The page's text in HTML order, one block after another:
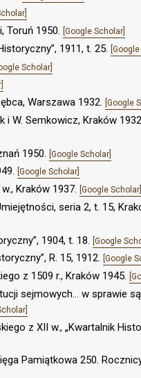
Toruń 1950. [Google Scholar]
1911, t. 25.
Scholar]
Warszawa 1932. [Google
i W. Semkowicz, Kraków
1950. [Google Scholar]
[Google Scholar]
Kraków 1937. [Google Scholar]
seria 2, t. 15,
1904, t. 18. [Google
R. 15, 1912. [Google
z 1509 r., Kraków 1945.
sejmowych… w sprawie
z XII w., „Kwartalnik
Pamiątkowa 250.